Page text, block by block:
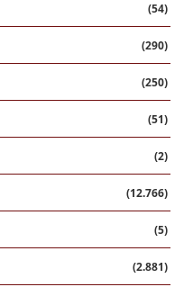
(54)
(290)
(250)
(51)
(2)
(12.766)
(5)
(2.881)